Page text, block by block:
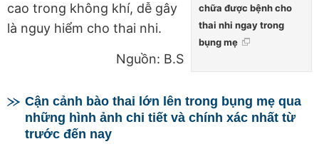
chữa được bệnh cho
thai nhi ngay trong
bụng mẹ
cao trong không khí, dễ gây
là nguy hiểm cho thai nhi.
Nguồn: B.S
Cận cảnh bào thai lớn lên trong bụng mẹ qua
những hình ảnh chi tiết và chính xác nhất từ
trước đến nay